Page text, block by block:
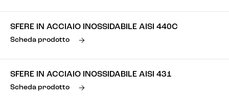
SFERE IN ACCIAIO INOSSIDABILE AISI 440C
Scheda prodotto
SFERE IN ACCIAIO INOSSIDABILE AISI 431
Scheda prodotto